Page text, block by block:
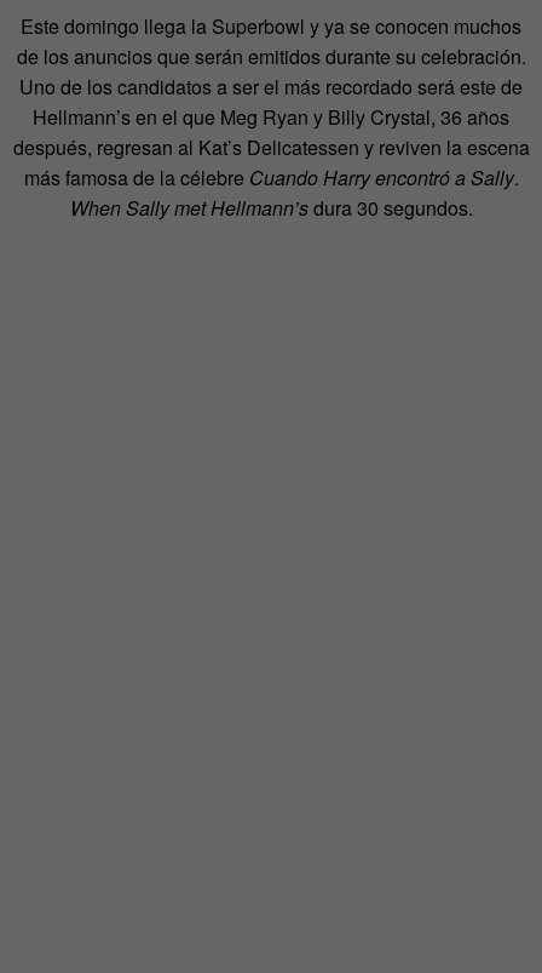
Este domingo llega la Superbowl y ya se conocen muchos
de los anuncios que serán emitidos durante su celebración.
Uno de los candidatos a ser el más recordado será este de
Hellmann’s en el que Meg Ryan y Billy Crystal, 36 años
después, regresan al Kat’s Delicatessen y reviven la escena
más famosa de la célebre Cuando Harry encontró a Sally.
When Sally met Hellmann’sdura 30 segundos.